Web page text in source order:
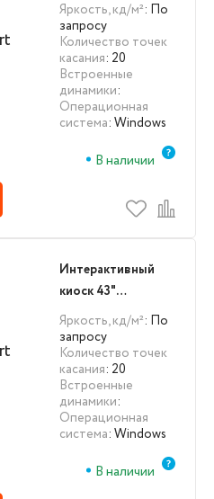
(LS-IK55)
Яркость, кд/м²: По
запросу
Количество точек
касания: 20
Встроенные
динамики:
Операционная
система: Windows
В наличии
Интерактивный
киоск 43"
LigaSmart IK 43
(LS-IK43)
Яркость, кд/м²: По
запросу
Количество точек
касания: 20
Встроенные
динамики:
Операционная
система: Windows
В наличии